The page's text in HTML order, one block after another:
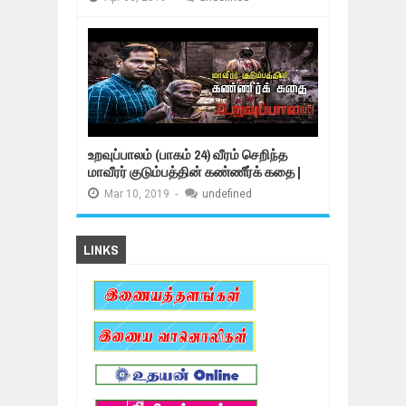
உறவுப்பாலம் (பாகம் 24) வீரம் செறிந்த
மாவீரர் குடும்பத்தின் கண்ணீர்க் கதை |
Mar 10, 2019 - undefined
LINKS